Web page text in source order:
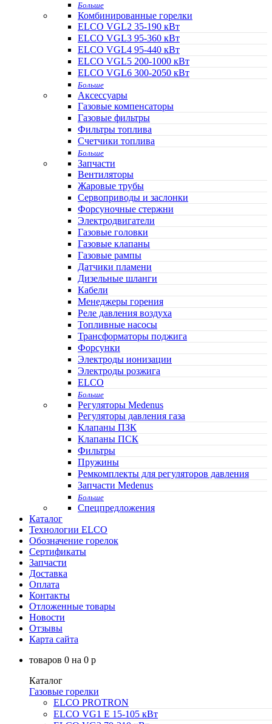
Больше
Комбинированные горелки
ELCO VGL2 35-190 кВт
ELCO VGL3 95-360 кВт
ELCO VGL4 95-440 кВт
ELCO VGL5 200-1000 кВт
ELCO VGL6 300-2050 кВт
Больше
Аксессуары
Газовые компенсаторы
Газовые фильтры
Фильтры топлива
Счетчики топлива
Больше
Запчасти
Вентиляторы
Жаровые трубы
Сервоприводы и заслонки
Форсуночные стержни
Электродвигатели
Газовые головки
Газовые клапаны
Газовые рампы
Датчики пламени
Дизельные шланги
Кабели
Менеджеры горения
Реле давления воздуха
Топливные насосы
Трансформаторы поджига
Форсунки
Электроды ионизации
Электроды розжига
ELCO
Больше
Регуляторы Medenus
Регуляторы давления газа
Клапаны ПЗК
Клапаны ПСК
Фильтры
Пружины
Ремкомплекты для регуляторов давления
Запчасти Medenus
Больше
Спецпредложения
Каталог
Технологии ELCO
Обозначение горелок
Сертификаты
Запчасти
Доставка
Оплата
Контакты
Отложенные товары
Новости
Отзывы
Карта сайта
товаров 0 на 0 p
Каталог
Газовые горелки
ELCO PROTRON
ELCO VG1 E 15-105 кВт